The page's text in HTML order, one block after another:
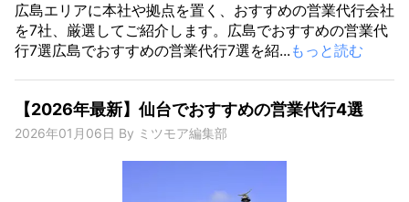
広島エリアに本社や拠点を置く、おすすめの営業代行会社
を7社、厳選してご紹介します。広島でおすすめの営業代
行7選広島でおすすめの営業代行7選を紹... もっと読む
【2026年最新】仙台でおすすめの営業代行4選
2026年01月06日 By ミツモア編集部